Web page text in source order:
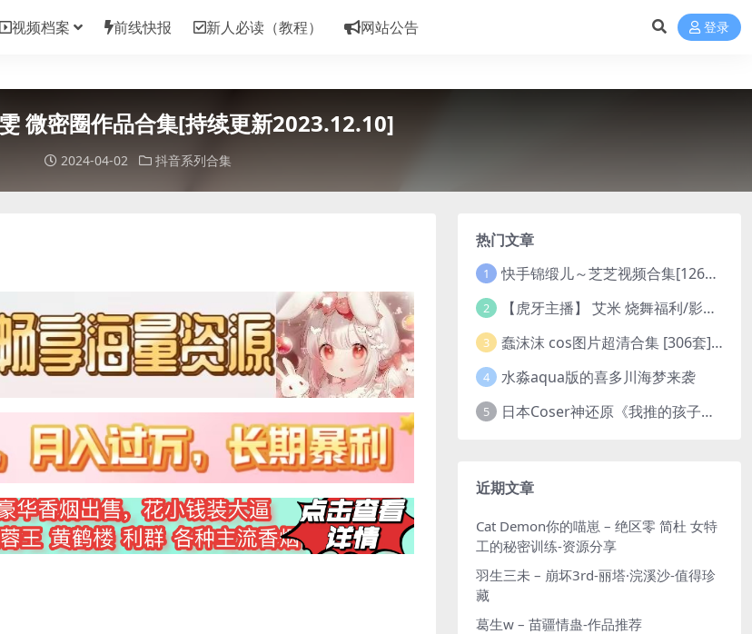
视频档案 前线快报 新人必读（教程） 网站公告 登录
微密圈作品合集[持续更新2023.12.10]
2024-04-02 抖音系列合集
热门文章
1 快手锦缎儿～芝芝视频合集[126V/528M]
2 【虎牙主播】 艾米 烧舞福利/影子舞 原版无水印 （1v/130m）
3 蠢沫沫 cos图片超清合集 [306套][持续更新]
4 水淼aqua版的喜多川海梦来袭
5 日本Coser神还原《我推的孩子》星野爱！
近期文章
Cat Demon你的喵崽 – 绝区零 简杜 女特
工的秘密训练-资源分享
羽生三未 – 崩坏3rd-丽塔·浣溪沙-值得珍
藏
葛生w – 苗疆情蛊-作品推荐